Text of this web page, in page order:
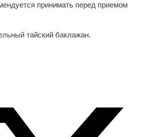
принимать перед приемом
тайский баклажан.